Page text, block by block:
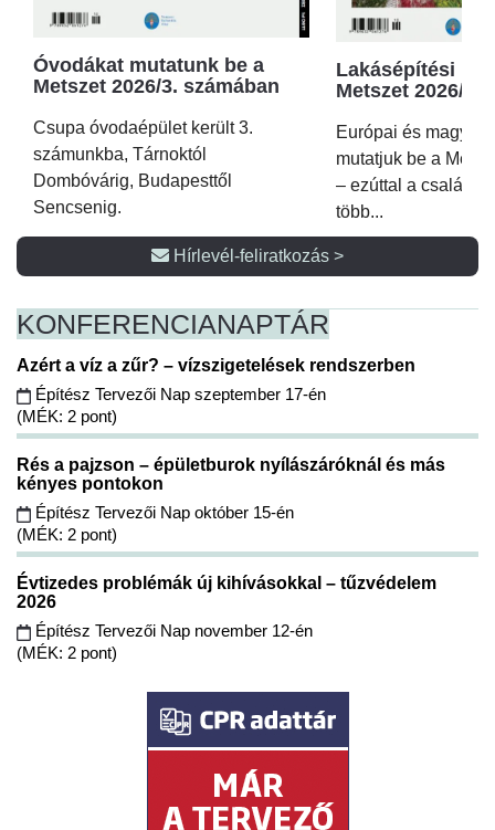
Óvodákat mutatunk be a
Metszet 2026/3. számában
Csupa óvodaépület került 3.
számunkba, Tárnoktól
Dombóvárig, Budapesttől
Sencsenig.
Lakásépítési
Metszet 2026/2.
Európai és magyar
mutatjuk be a
– ezúttal a családi
több...
Hírlevél-feliratkozás >
KONFERENCIANAPTÁR
Azért a víz a zűr? – vízszigetelések rendszerben
Építész Tervezői Nap szeptember 17-én
(MÉK: 2 pont)
Rés a pajzson – épületburok nyílászáróknál és más
kényes pontokon
Építész Tervezői Nap október 15-én
(MÉK: 2 pont)
Évtizedes problémák új kihívásokkal – tűzvédelem
2026
Építész Tervezői Nap november 12-én
(MÉK: 2 pont)